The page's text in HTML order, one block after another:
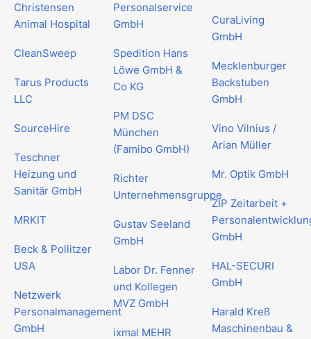
Christensen
Animal Hospital
CleanSweep
Tarus Products
LLC
SourceHire
Teschner
Heizung und
Sanitär GmbH
MRKIT
Beck & Pollitzer
USA
Netzwerk
Personalmanagement
GmbH
Personalservice
GmbH
Spedition Hans
Löwe GmbH &
Co KG
PM DSC
München
(Famibo GmbH)
Richter
Unternehmensgruppe
Gustav Seeland
GmbH
Labor Dr. Fenner
und Kollegen
MVZ GmbH
ixmal MEHR
CuraLiving
GmbH
Mecklenburger
Backstuben
GmbH
Vino Vilnius /
Arian Müller
Mr. Optik GmbH
ZIP Zeitarbeit +
GmbH
HAL-SECURI
GmbH
Harald Kreß
Maschinenbau &